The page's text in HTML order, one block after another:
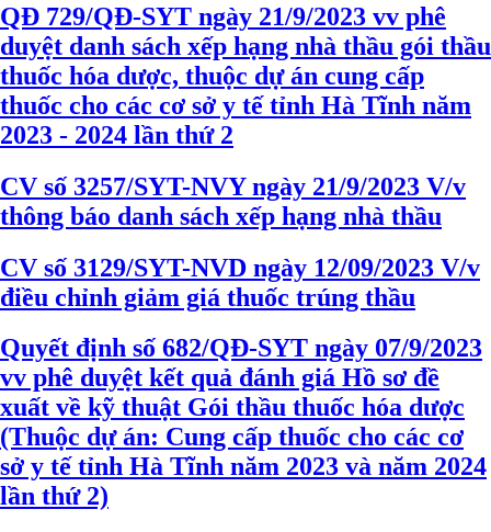
QĐ 729/QĐ-SYT ngày 21/9/2023 vv phê
duyệt danh sách xếp hạng nhà thầu gói thầu
thuốc hóa dược, thuộc dự án cung cấp
thuốc cho các cơ sở y tế tỉnh Hà Tĩnh năm
2023 - 2024 lần thứ 2
CV số 3257/SYT-NVY ngày 21/9/2023 V/v
thông báo danh sách xếp hạng nhà thầu
CV số 3129/SYT-NVD ngày 12/09/2023 V/v
điều chỉnh giảm giá thuốc trúng thầu
Quyết định số 682/QĐ-SYT ngày 07/9/2023
vv phê duyệt kết quả đánh giá Hồ sơ đề
xuất về kỹ thuật Gói thầu thuốc hóa dược
(Thuộc dự án: Cung cấp thuốc cho các cơ
sở y tế tỉnh Hà Tĩnh năm 2023 và năm 2024
lần thứ 2)